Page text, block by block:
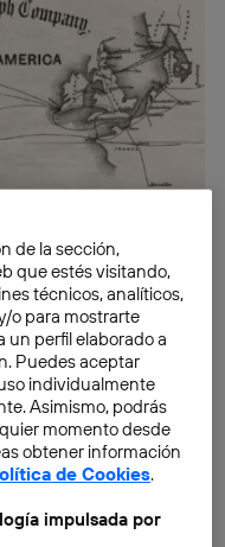
points separated
The closest point
Pas de Calais
that’s where the
the early period,
was somewhat
delays which,
of shielding
The
to this first cable
de la sección,
que estés visitando,
técnicos, analíticos,
o para mostrarte
un perfil elaborado a
Puedes aceptar
individualmente
Asimismo, podrás
momento desde
obtener información
de Cookies.
impulsada por